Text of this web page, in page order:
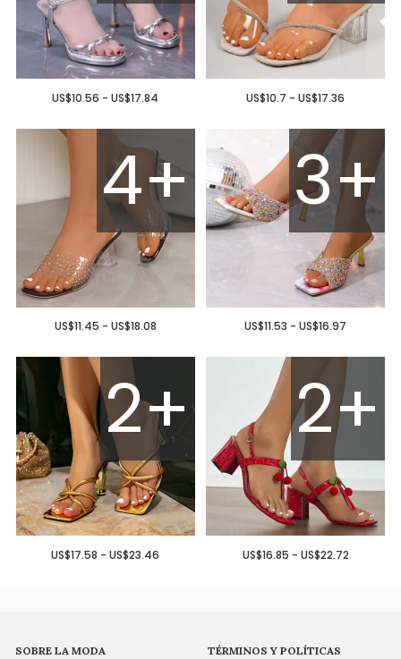
US$10.56 - US$17.84 US$10.7 - US$17.36
4+
US$11.45 - US$18.08
3+
US$11.53 - US$16.97
2+
US$17.58 - US$23.46
2+
US$16.85 - US$22.72
SOBRE LA MODA TÉRMINOS Y POLÍTICAS